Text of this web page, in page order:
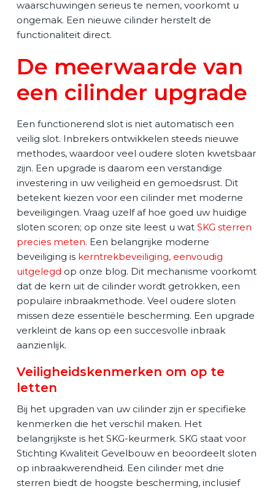
waarschuwingen serieus te nemen, voorkomt u
ongemak. Een nieuwe cilinder herstelt de
functionaliteit direct.
De meerwaarde van
een cilinder upgrade
Een functionerend slot is niet automatisch een
veilig slot. Inbrekers ontwikkelen steeds nieuwe
methodes, waardoor veel oudere sloten kwetsbaar
zijn. Een upgrade is daarom een verstandige
investering in uw veiligheid en gemoedsrust. Dit
betekent kiezen voor een cilinder met moderne
beveiligingen. Vraag uzelf af hoe goed uw huidige
sloten scoren; op onze site leest u wat SKG sterren
precies meten. Een belangrijke moderne
beveiliging is kerntrekbeveiliging, eenvoudig
uitgelegd op onze blog. Dit mechanisme voorkomt
dat de kern uit de cilinder wordt getrokken, een
populaire inbraakmethode. Veel oudere sloten
missen deze essentiële bescherming. Een upgrade
verkleint de kans op een succesvolle inbraak
aanzienlijk.
Veiligheidskenmerken om op te
letten
Bij het upgraden van uw cilinder zijn er specifieke
kenmerken die het verschil maken. Het
belangrijkste is het SKG-keurmerk. SKG staat voor
Stichting Kwaliteit Gevelbouw en beoordeelt sloten
op inbraakwerendheid. Een cilinder met drie
sterren biedt de hoogste bescherming, inclusief